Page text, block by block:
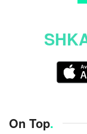
On Top.